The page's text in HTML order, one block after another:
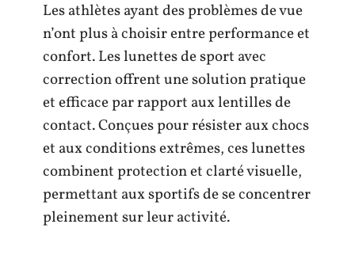
Les athlètes ayant des problèmes de vue
n’ont plus à choisir entre performance et
confort. Les lunettes de sport avec
correction offrent une solution pratique
et efficace par rapport aux lentilles de
contact. Conçues pour résister aux chocs
et aux conditions extrêmes, ces lunettes
combinent protection et clarté visuelle,
permettant aux sportifs de se concentrer
pleinement sur leur activité.